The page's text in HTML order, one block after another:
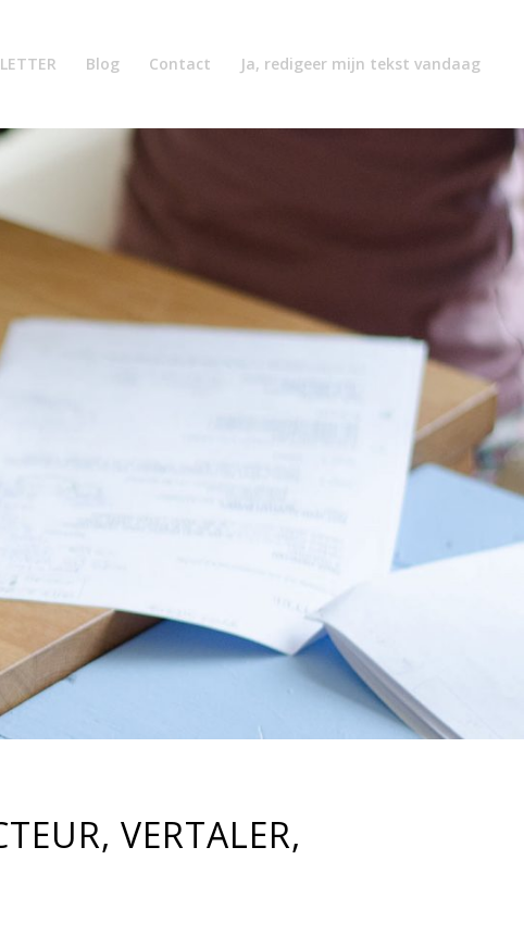
Blog Contact Ja, redigeer mijn tekst vandaag
VERTALER,